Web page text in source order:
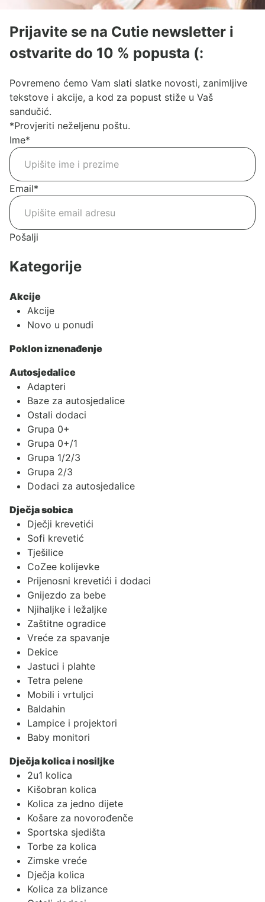
Prijavite se na Cutie newsletter i
ostvarite do 10 % popusta (:
Povremeno ćemo Vam slati slatke novosti, zanimljive
tekstove i akcije, a kod za popust stiže u Vaš
sandučić.
*Provjeriti neželjenu poštu.
Ime*
Email*
Pošalji
Kategorije
Akcije
Akcije
Novo u ponudi
Poklon iznenađenje
Autosjedalice
Adapteri
Baze za autosjedalice
Ostali dodaci
Grupa 0+
Grupa 0+/1
Grupa 1/2/3
Grupa 2/3
Dodaci za autosjedalice
Dječja sobica
Dječji krevetići
Sofi krevetić
Tješilice
CoZee kolijevke
Prijenosni krevetići i dodaci
Gnijezdo za bebe
Njihaljke i ležaljke
Zaštitne ogradice
Vreće za spavanje
Dekice
Jastuci i plahte
Tetra pelene
Mobili i vrtuljci
Baldahin
Lampice i projektori
Baby monitori
Dječja kolica i nosiljke
2u1 kolica
Kišobran kolica
Kolica za jedno dijete
Košare za novorođenče
Sportska sjedišta
Torbe za kolica
Zimske vreće
Dječja kolica
Kolica za blizance